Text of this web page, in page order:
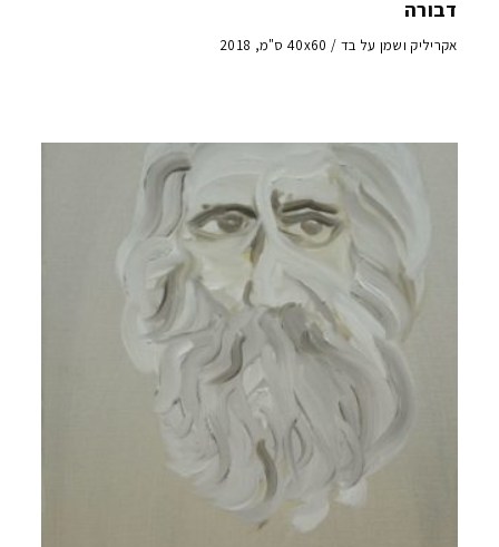
דבורה
אקריליק ושמן על בד / 40x60 ס"מ, 2018